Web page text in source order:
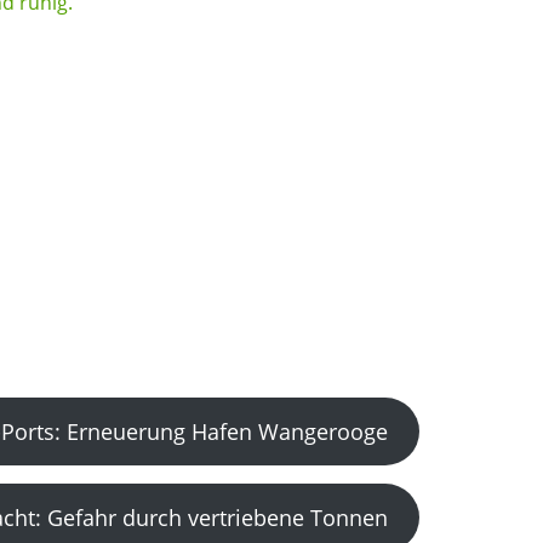
Erneuerung Hafen Wangerooge
Gefahr durch vertriebene Tonnen